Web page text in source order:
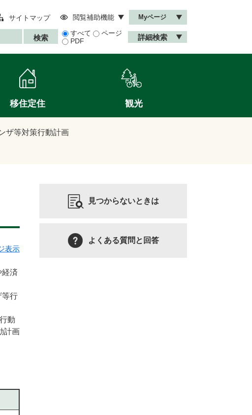
サイトマップ 閲覧補助機能 Myページ
すべて
ページ
PDF
詳細検索
移住定住 観光
ザ等対策行動計画
表示
済
等行
動
計画
見つからないときは
よくある質問と回答